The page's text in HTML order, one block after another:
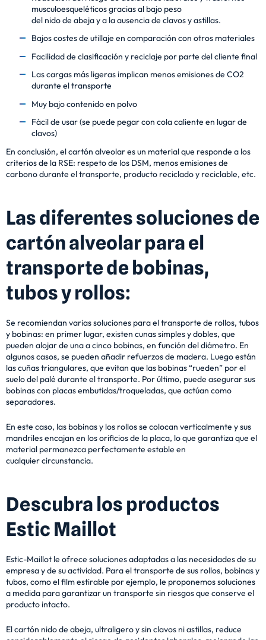
musculoesqueléticos gracias al bajo peso
del nido de abeja y a la ausencia de clavos y astillas.
Bajos costes de utillaje en comparación con otros materiales
Facilidad de clasificación y reciclaje por parte del cliente final
Las cargas más ligeras implican menos emisiones de CO2
durante el transporte
Muy bajo contenido en polvo
Fácil de usar (se puede pegar con cola caliente en lugar de
clavos)
En conclusión, el cartón alveolar es un material que responde a los
criterios de la RSE: respeto de los DSM, menos emisiones de
carbono durante el transporte, producto reciclado y reciclable, etc.
Las diferentes soluciones de
cartón alveolar para el
transporte de bobinas,
tubos y rollos:
Se recomiendan varias soluciones para el transporte de rollos, tubos
y bobinas: en primer lugar, existen cunas simples y dobles, que
pueden alojar de una a cinco bobinas, en función del diámetro. En
algunos casos, se pueden añadir refuerzos de madera. Luego están
las cuñas triangulares, que evitan que las bobinas “rueden” por el
suelo del palé durante el transporte. Por último, puede asegurar sus
bobinas con placas embutidas/troqueladas, que actúan como
separadores.
En este caso, las bobinas y los rollos se colocan verticalmente y sus
mandriles encajan en los orificiosde la placa, lo que garantiza que el
material permanezca perfectamente estable en
cualquiercircunstancia.
Descubra los productos
Estic Maillot
Estic-Maillot le ofrece soluciones adaptadas a las necesidades de su
empresa y de su actividad. Para el transporte de sus rollos, bobinas y
tubos, como el film estirable por ejemplo, le proponemos soluciones
a medida para garantizar un transporte sin riesgos que conserve el
producto intacto.
El cartón nido de abeja, ultraligero y sin clavos ni astillas, reduce